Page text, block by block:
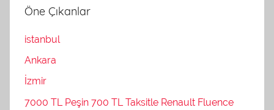
Öne Çıkanlar
istanbul
Ankara
İzmir
7000 TL Peşin 700 TL Taksitle Renault Fluence